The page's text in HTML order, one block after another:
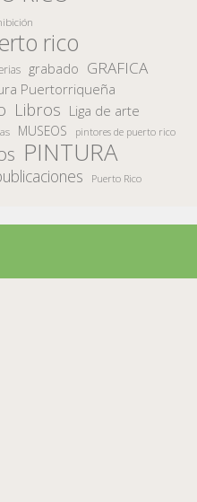
rico
grabado GRAFICA
Puertorriqueña
Libros Liga de arte
MUSEOS pintores de puerto rico
PINTURA
Puerto Rico